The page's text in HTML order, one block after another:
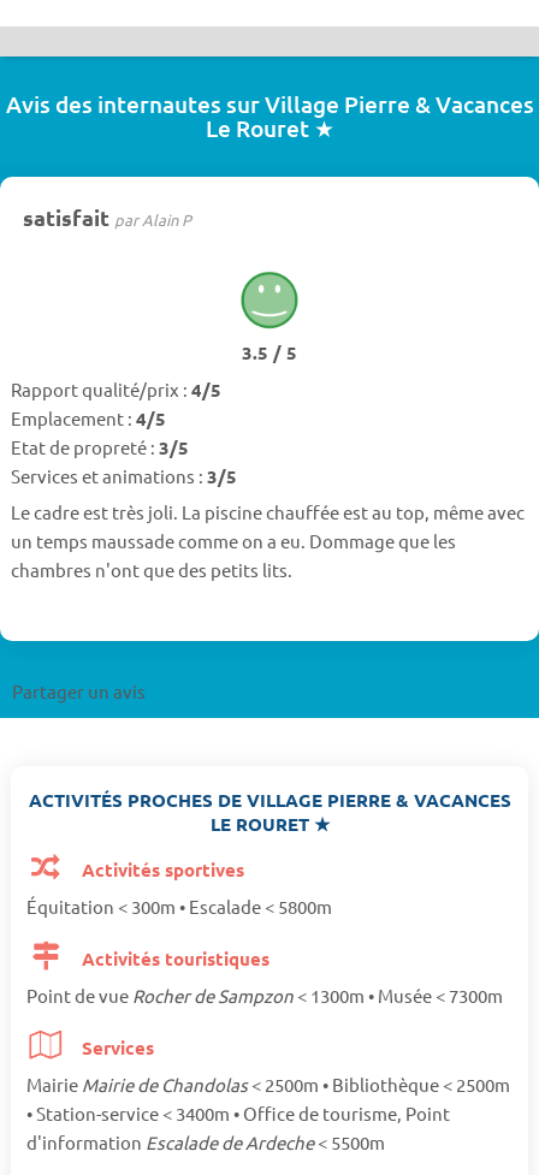
Avis des internautes sur Village Pierre & Vacances
Le Rouret ★
satisfait par Alain P
3.5 / 5
Rapport qualité/prix : 4/5
Emplacement : 4/5
Etat de propreté : 3/5
Services et animations : 3/5
Le cadre est très joli. La piscine chauffée est au top, même avec
un temps maussade comme on a eu. Dommage que les
chambres n'ont que des petits lits.
Partager un avis
ACTIVITÉS PROCHES DE VILLAGE PIERRE & VACANCES
LE ROURET ★
Activités sportives
Équitation < 300m • Escalade < 5800m
Activités touristiques
Point de vue Rocher de Sampzon < 1300m • Musée < 7300m
Services
Mairie Mairie de Chandolas< 2500m • Bibliothèque < 2500m
• Station-service < 3400m • Office de tourisme, Point
d'information Escalade de Ardeche< 5500m